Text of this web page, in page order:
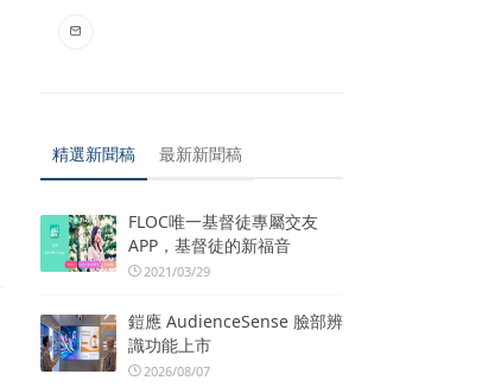
精選新聞稿 最新新聞稿
FLOC唯一基督徒專屬交友
APP，基督徒的新福音
2021/03/29
鎧應 AudienceSense 臉部辨
識功能上市
2026/08/07